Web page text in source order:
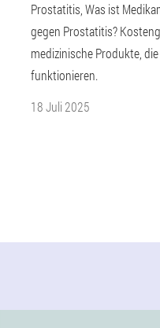
Prostatitis, Was ist
gegen Prostatitis?
medizinische Produkte,
funktionieren.
18 Juli 2025